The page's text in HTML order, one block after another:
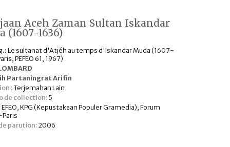
Aceh Zaman Sultan Iskandar
(1607-1636)
Le sultanat d'Atjéh au temps d'Iskandar Muda (1607-
PEFEO 61, 1967)
Partaningrat Arifin
:Terjemahan Lain
de collection:5
EFEO, KPG (Kepustakaan Populer Gramedia), Forum
parution:2006